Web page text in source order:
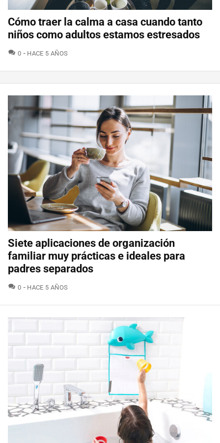
Cómo traer la calma a casa cuando tanto
niños como adultos estamos estresados
0 COMENTARIOS
HACE 5 AÑOS
Siete aplicaciones de organización
familiar muy prácticas e ideales para
padres separados
0 COMENTARIOS
HACE 5 AÑOS